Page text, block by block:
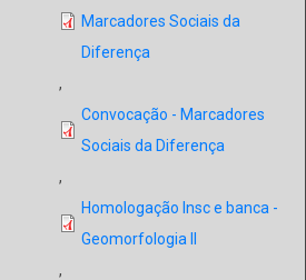
Marcadores Sociais da
Diferença
,
Convocação - Marcadores
Sociais da Diferença
,
Homologação Insc e banca -
Geomorfologia II
,